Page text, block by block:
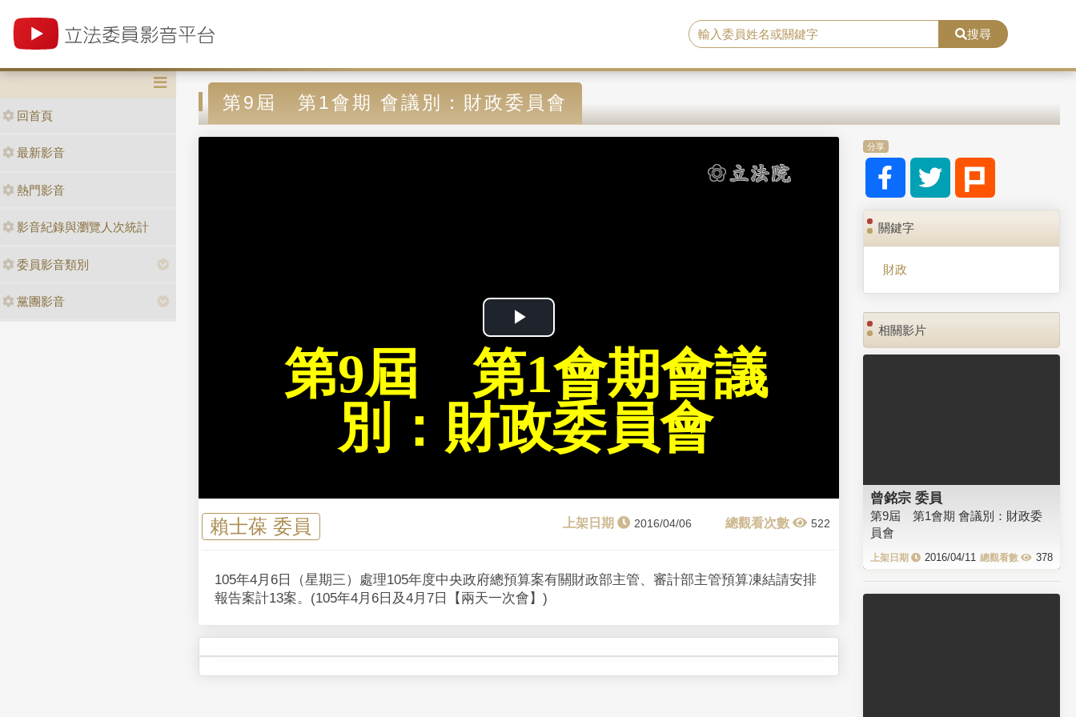
搜尋
回首頁
最新影音
熱門影音
影音紀錄與瀏覽人次統計
委員影音類別
黨團影音
第9屆 第1會期 會議別：財政委員會
P
l
a
y
e
第9屆 第1會期會議
別：財政委員會
賴士葆 委員 2016/04/06 522
105年4月6日（星期三）處理105年度中央政府總預算案有關財政部主管、審計部主管預算凍結請安排
報告案計13案。(105年4月6日及4月7日【兩天一次會】)
分享
關鍵字
財政
相關影片
曾銘宗 委員
第9屆 第1會期 會議別：財政委
員會
2016/04/11 378